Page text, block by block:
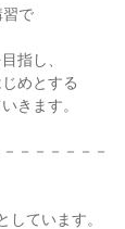
習で
指し、
めとする
きます。
－－－－－－
しています。